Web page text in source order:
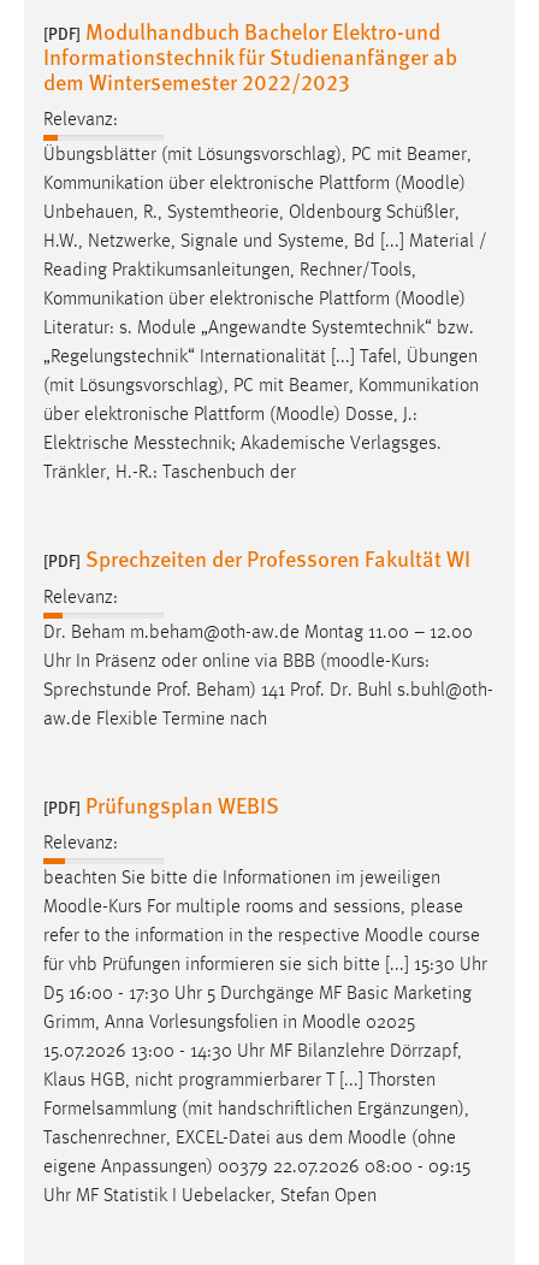
[PDF] Modulhandbuch Bachelor Elektro-und
Informationstechnik für Studienanfänger ab
dem Wintersemester 2022/2023
Relevanz:
Übungsblätter (mit Lösungsvorschlag), PC mit Beamer,
Kommunikation über elektronische Plattform (Moodle)
Unbehauen, R., Systemtheorie, Oldenbourg Schüßler,
H.W., Netzwerke, Signale und Systeme, Bd [...] Material /
Reading Praktikumsanleitungen, Rechner/Tools,
Kommunikation über elektronische Plattform (Moodle)
Literatur: s. Module „Angewandte Systemtechnik“ bzw.
„Regelungstechnik“ Internationalität [...] Tafel, Übungen
(mit Lösungsvorschlag), PC mit Beamer, Kommunikation
über elektronische Plattform (Moodle) Dosse, J.:
Elektrische Messtechnik; Akademische Verlagsges.
Tränkler, H.-R.: Taschenbuch der
[PDF] Sprechzeiten der Professoren Fakultät WI
Relevanz:
Dr. Beham m.beham@oth-aw.de Montag 11.00 – 12.00
Uhr In Präsenz oder online via BBB (moodle-Kurs:
Sprechstunde Prof. Beham) 141 Prof. Dr. Buhl s.buhl@oth-
aw.de Flexible Termine nach
[PDF] Prüfungsplan WEBIS
Relevanz:
beachten Sie bitte die Informationen im jeweiligen
Moodle-Kurs For multiple rooms and sessions, please
refer to the information in the respective Moodle course
für vhb Prüfungen informieren sie sich bitte [...] 15:30 Uhr
D5 16:00 - 17:30 Uhr 5 Durchgänge MF Basic Marketing
Grimm, Anna Vorlesungsfolien in Moodle 02025
15.07.2026 13:00 - 14:30 Uhr MF Bilanzlehre Dörrzapf,
Klaus HGB, nicht programmierbarer T [...] Thorsten
Formelsammlung (mit handschriftlichen Ergänzungen),
Taschenrechner, EXCEL-Datei aus dem Moodle (ohne
eigene Anpassungen) 00379 22.07.2026 08:00 - 09:15
Uhr MF Statistik I Uebelacker, Stefan Open
Zweck:
Conversion-Tracking
Cookie Laufzeit:
3 Monate
EXTERNE MEDIEN
Um Inhalte von Videoplattformen und Social Media
Plattformen anzeigen zu können, werden von diesen
externen Medien Cookies gesetzt.
YouTube
Vimeo